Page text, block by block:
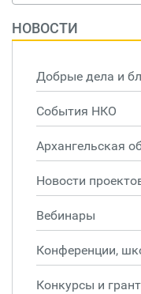
НОВОСТИ
Добрые дела и
События НКО
Архангельская
Новости
Вебинары
Конференции,
Конкурсы и